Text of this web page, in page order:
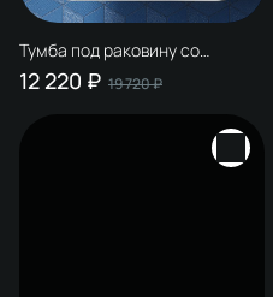
Тумба под раковину со
столешницей STWORKI
Ноттвиль 60 дуб верона, без
12 220 ₽ 19 720 ₽